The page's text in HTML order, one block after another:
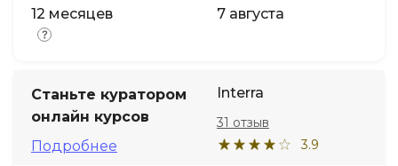
12 месяцев 7 августа
Станьте куратором
онлайн курсов
Подробнее
Interra
3.9
31 отзыв